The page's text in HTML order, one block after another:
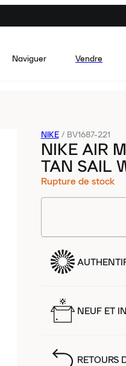
Naviguer Vendre
NIKE / BV1687-221
NIKE AIR
TAN SAIL
Rupture de stock
NEUF ET
RETOURS